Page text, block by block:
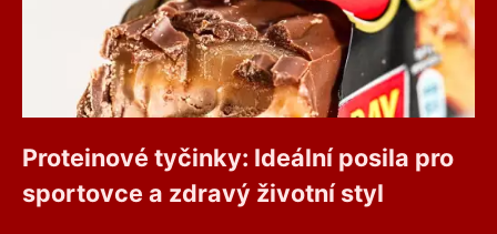
Proteinové tyčinky: Ideální posila pro
sportovce a zdravý životní styl